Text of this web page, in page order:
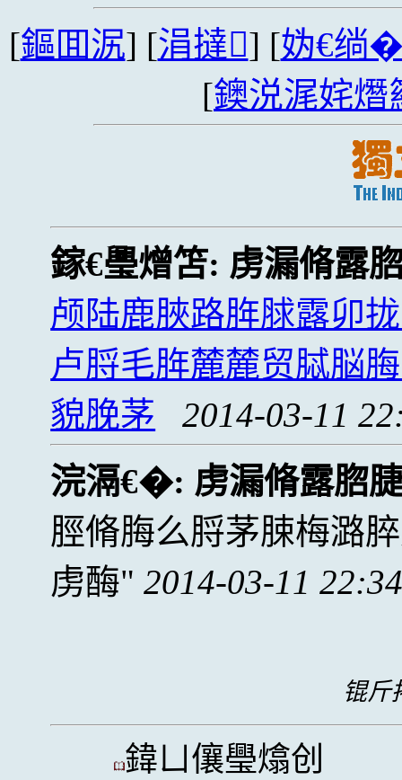
[鏂囬泦] [涓撻] [妫€绱
[鐭涚浘姹熸
鎵€璺熷笘: 虏漏脩露
颅陆鹿脥路脌脙露卯
卢脟毛脌麓麓贸脦脳
貌脕茅
2014-03-11
浣滆€�: 虏漏脩露脗
脛脩脢么脟茅脨梅潞
虏酶
2014-03-11
锟斤
鍏ㄩ儴璺熻创